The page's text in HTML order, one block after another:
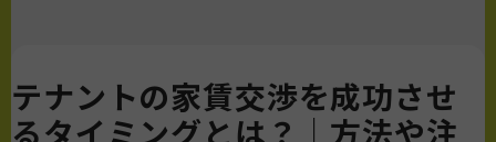
テナントの家賃交渉を成功させ
るタイミングとは？｜方法や注